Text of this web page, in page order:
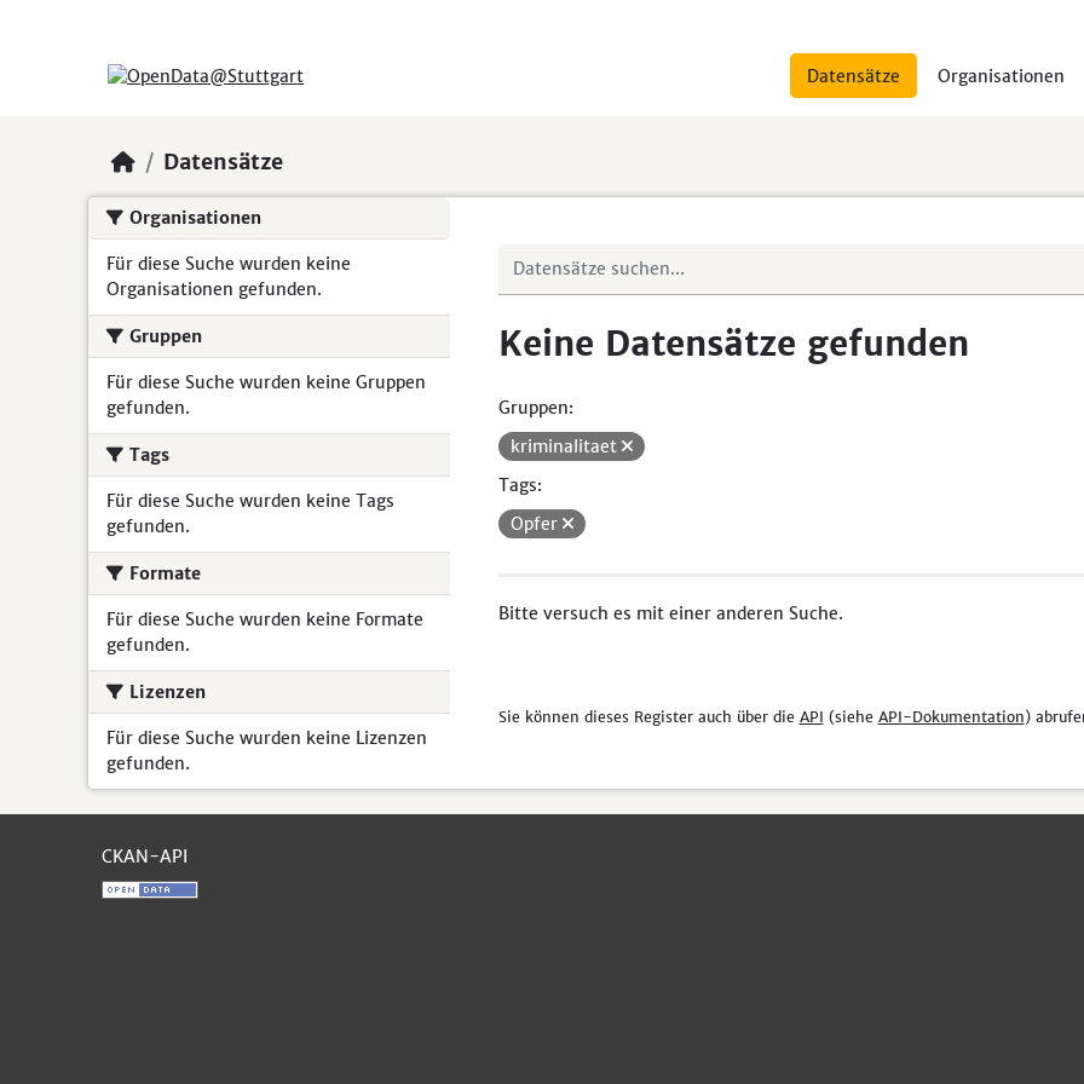
Datensätze Organisationen
Datensätze
Organisationen
Für diese Suche wurden keine
Organisationen gefunden.
Gruppen
Für diese Suche wurden keine Gruppen
gefunden.
Tags
Für diese Suche wurden keine Tags
gefunden.
Formate
Für diese Suche wurden keine Formate
gefunden.
Lizenzen
Für diese Suche wurden keine Lizenzen
gefunden.
Keine Datensätze gefunden
Gruppen:
kriminalitaet
Tags:
Opfer
Bitte versuch es mit einer anderen Suche.
Sie können dieses Register auch über die API (siehe API-Dokumentation)
CKAN-API